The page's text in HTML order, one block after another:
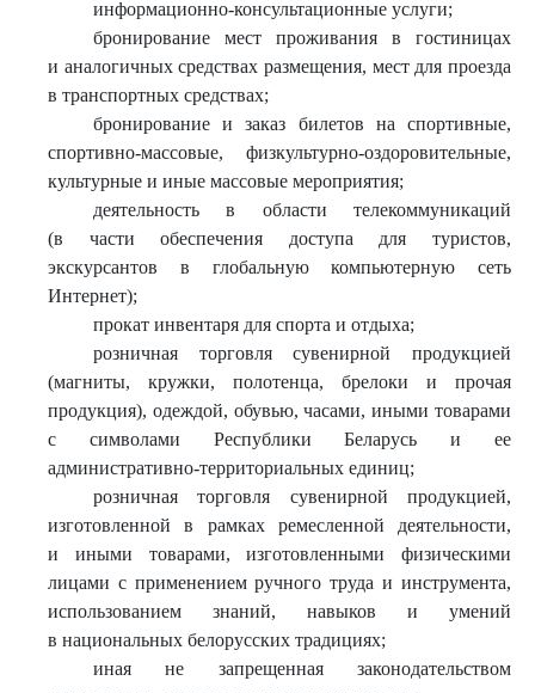
информационно-консультационные услуги;
бронирование мест проживания в гостиницах
и аналогичных средствах размещения, мест для проезда
в транспортных средствах;
бронирование и заказ билетов на спортивные,
спортивно-массовые, физкультурно-оздоровительные,
культурные и иные массовые мероприятия;
деятельность в области телекоммуникаций
(в части обеспечения доступа для туристов,
экскурсантов в глобальную компьютерную сеть
Интернет);
прокат инвентаря для спорта и отдыха;
розничная торговля сувенирной продукцией
(магниты, кружки, полотенца, брелоки и прочая
продукция), одеждой, обувью, часами, иными товарами
с символами Республики Беларусь и ее
административно-территориальных единиц;
розничная торговля сувенирной продукцией,
изготовленной в рамках ремесленной деятельности,
и иными товарами, изготовленными физическими
лицами с применением ручного труда и инструмента,
использованием знаний, навыков и умений
в национальных белорусских традициях;
иная не запрещенная законодательством